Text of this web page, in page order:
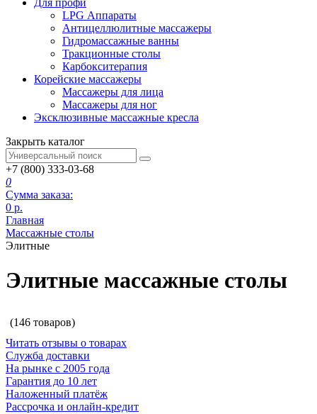
LPG Аппараты
Антицеллюлитные массажеры
Гидромассажные ванны
Тракционные столы
Карбокситерапия
Корейские массажеры
Массажеры для лица
Массажеры для ног
Эксклюзивные массажные кресла
Закрыть каталог
+7 (800) 333-03-68
0
Сумма заказа:
0 р.
Главная
Массажные столы
Элитные
Элитные массажные столы
(146 товаров)
Читать отзывы о товарах
Cлужба доставки
На рынке с 2005 года
Гарантия до 10 лет
Наложенный платёж
Рассрочка и онлайн-кредит